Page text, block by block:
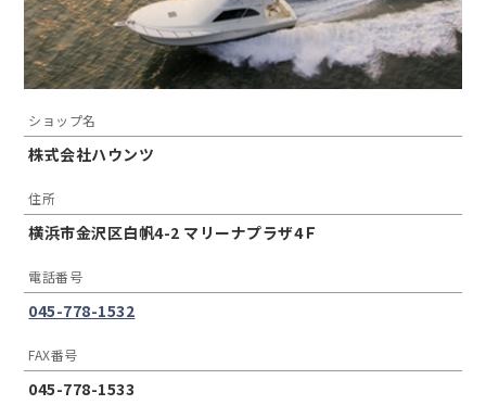
ショップ名
株式会社ハウンツ
住所
横浜市金沢区白帆4-2 マリーナプラザ4Ｆ
電話番号
045-778-1532
FAX番号
045-778-1533